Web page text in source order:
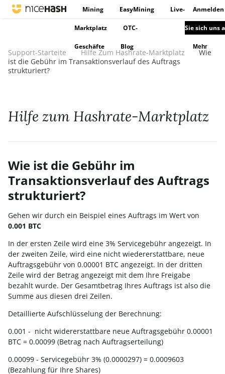
Mining EasyMining Live-
Marktplatz OTC-
Geschäfte Blog
Anmelden
Sie sich uns
Mehr
Support-Starteite Hilfe Zum Hashrate-Marktplatz
Wie
ist die Gebühr im Transaktionsverlauf des Auftrags
strukturiert?
Hilfe zum Hashrate-Marktplatz
Wie ist die Gebühr im
Transaktionsverlauf des Auftrags
strukturiert?
Gehen wir durch ein Beispiel eines Auftrags im Wert von
0.001 BTC
In der ersten Zeile wird eine 3% Servicegebühr angezeigt. In
der zweiten Zeile, wird eine nicht wiedererstattbare, neue
Auftragsgebühr von 0.00001 BTC angezeigt. In der dritten
Zeile wird der Betrag angezeigt mit dem Ihre Freigabe
bezahlt wurde. Der Gesamtbetrag Ihres Auftrags ist also die
Summe aus diesen drei Zeilen.
Detaillierte Aufschlüsselung der Berechnung:
0.001 - nicht widererstattbare neue Auftragsgebühr 0.00001
BTC = 0.00099 (Betrag nach Auftragserteilung)
0.00099 - Servicegebühr 3% (0.0000297) = 0.0009603
(Bezahlung für Ihre Shares)